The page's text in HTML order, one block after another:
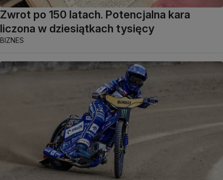
Zwrot po 150 latach. Potencjalna kara
liczona w dziesiątkach tysięcy
BIZNES